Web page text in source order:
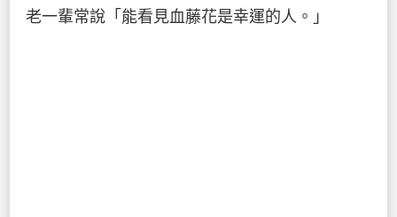
老一輩常說「能看見血藤花是幸運的人。」